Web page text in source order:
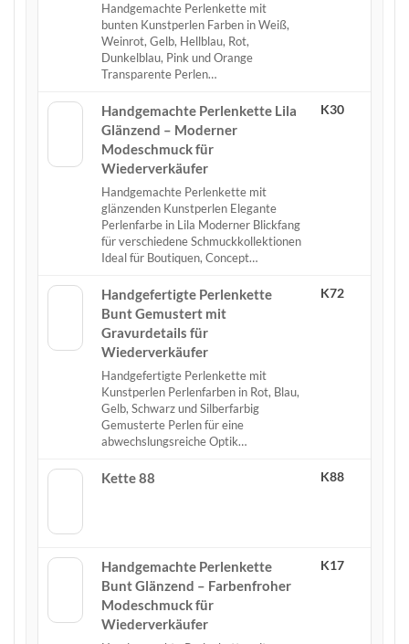
Handgemachte Perlenkette mit
bunten Kunstperlen Farben in Weiß,
Weinrot, Gelb, Hellblau, Rot,
Dunkelblau, Pink und Orange
Transparente Perlen…
Handgemachte Perlenkette Lila
Glänzend – Moderner
Modeschmuck für
Wiederverkäufer
Handgemachte Perlenkette mit
glänzenden Kunstperlen Elegante
Perlenfarbe in Lila Moderner Blickfang
für verschiedene Schmuckkollektionen
Ideal für Boutiquen, Concept…
K30
Handgefertigte Perlenkette
Bunt Gemustert mit
Gravurdetails für
Wiederverkäufer
Handgefertigte Perlenkette mit
Kunstperlen Perlenfarben in Rot, Blau,
Gelb, Schwarz und Silberfarbig
Gemusterte Perlen für eine
abwechslungsreiche Optik…
K72
Kette 88 K88
Handgemachte Perlenkette
Bunt Glänzend – Farbenfroher
Modeschmuck für
Wiederverkäufer
K17